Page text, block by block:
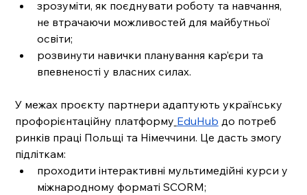
зрозуміти, як поєднувати роботу та навчання,
не втрачаючи можливостей для майбутньої
освіти;
розвинути навички планування кар’єри та
впевненості у власних силах.
У межах проєкту партнери адаптують українську
профорієнтаційну платформу EduHub до потреб
ринків праці Польщі та Німеччини. Це дасть змогу
підліткам:
проходити інтерактивні мультимедійні курси у
міжнародному форматі SCORM;